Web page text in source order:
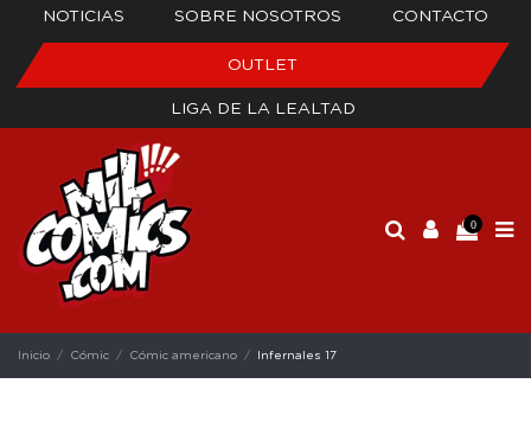
NOTICIAS SOBRE NOSOTROS CONTACTO
OUTLET
LIGA DE LA LEALTAD
0
Inicio Cómic Cómic americano Infernales 17